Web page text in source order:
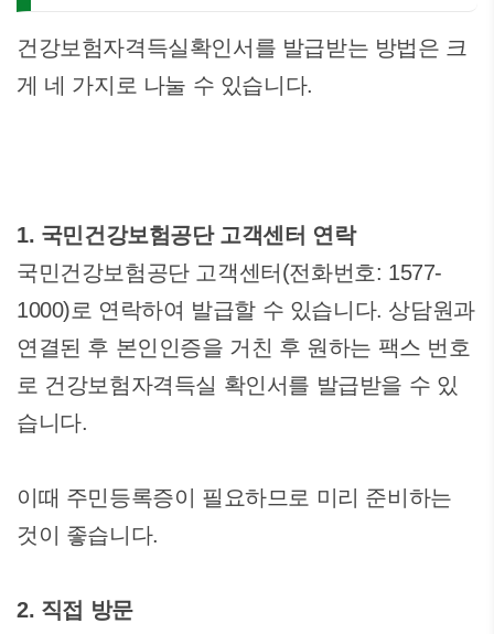
건강보험자격득실확인서를 발급받는 방법은 크
게 네 가지로 나눌 수 있습니다.
1. 국민건강보험공단 고객센터 연락
국민건강보험공단 고객센터(전화번호: 1577-
1000)로 연락하여 발급할 수 있습니다. 상담원과
연결된 후 본인인증을 거친 후 원하는 팩스 번호
로 건강보험자격득실 확인서를 발급받을 수 있
습니다.
이때 주민등록증이 필요하므로 미리 준비하는
것이 좋습니다.
2. 직접 방문